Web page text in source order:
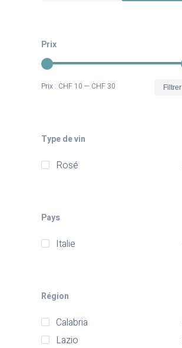
Prix
Filtrer
Prix : CHF 10 — CHF 30
Type de vin
Rosé
Pays
Italie
Région
Calabria
Lazio